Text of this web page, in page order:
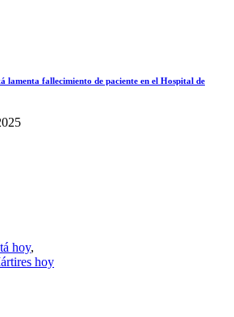
lamenta fallecimiento de paciente en el Hospital de
hoy,
hoy